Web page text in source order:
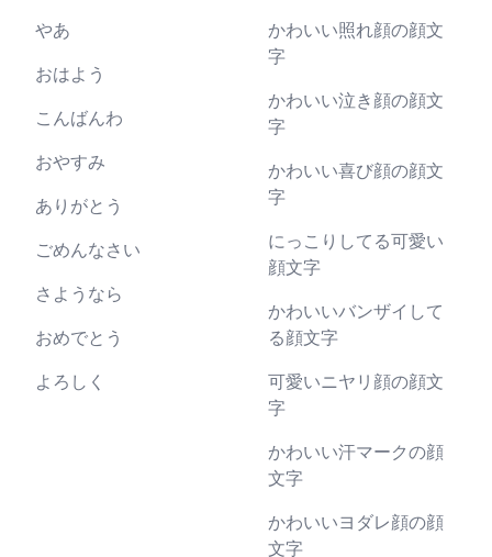
やあ
おはよう
こんばんわ
おやすみ
ありがとう
ごめんなさい
さようなら
おめでとう
よろしく
かわいい照れ顔の顔文
字
かわいい泣き顔の顔文
字
かわいい喜び顔の顔文
字
にっこりしてる可愛い
顔文字
かわいいバンザイして
る顔文字
可愛いニヤリ顔の顔文
字
かわいい汗マークの顔
文字
かわいいヨダレ顔の顔
文字